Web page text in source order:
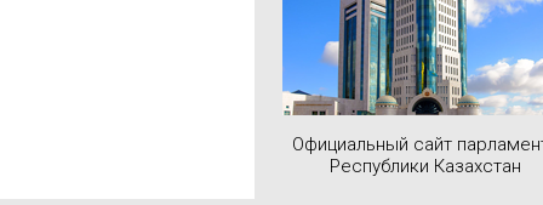
Официальный сайт
Республики Казахстан